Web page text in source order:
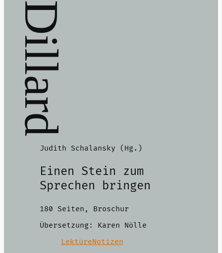
Judith Schalansky (Hg.)
Einen Stein zum
Sprechen bringen
180 Seiten, Broschur
Übersetzung: Karen Nölle
LektüreNotizen